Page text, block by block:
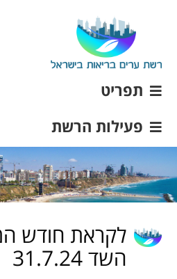
תפריט
פעילות הרשת
לקראת חודש
השד 31.7.24